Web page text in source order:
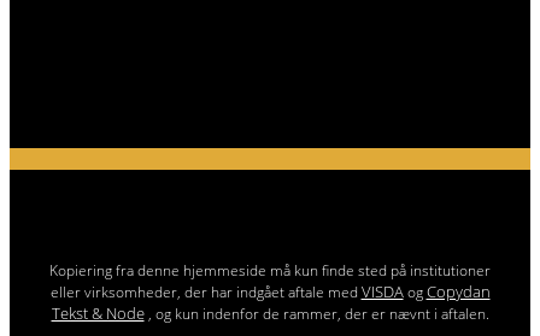
Kopiering fra denne hjemmeside må kun finde sted på institutioner
eller virksomheder, der har indgået aftale med VISDAogCopydan
Tekst & Node, og kun indenfor de rammer, der er nævnt i aftalen.